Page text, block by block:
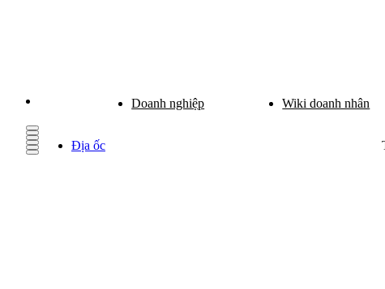
Doanh nghiệp Wiki doanh nhân
Địa ốc